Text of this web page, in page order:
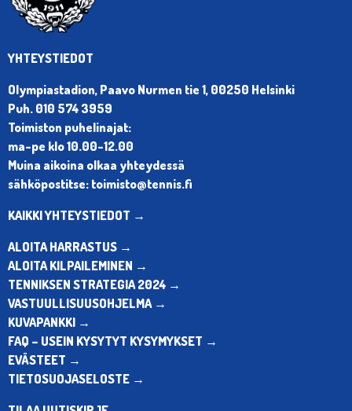
YHTEYSTIEDOT
Olympiastadion, Paavo Nurmen tie 1, 00250 Helsinki
Puh. 010 574 3959
Toimiston puhelinajat:
ma-pe klo 10.00-12.00
Muina aikoina olkaa yhteydessä
sähköpostitse: toimisto@tennis.fi
KAIKKI YHTEYSTIEDOT →
ALOITA HARRASTUS →
ALOITA KILPAILEMINEN →
TENNIKSEN STRATEGIA 2024 →
VASTUULLISUUSOHJELMA →
KUVAPANKKI →
FAQ – USEIN KYSYTYT KYSYMYKSET →
EVÄSTEET →
TIETOSUOJASELOSTE →